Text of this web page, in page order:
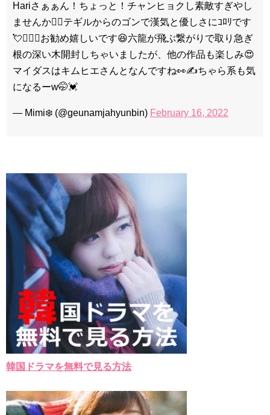
Hariさぁぁん！ちょっと！チャンヒョクし素敵すぎやし
ませんか😮‍💨テギルからのゴンで漢気と優しさにｺﾛﾘです
💘🤦🏻‍♀️お勧め嬉しいです😆六龍が飛ぶ繋がりで取り急ぎ
根の深い木開封しちゃいましたが、他の作品も楽しみ😍
マイダスはキムヒエさんとなんですね👀✍️ちゃら系も気
になるーw🤭💓
— Mimi❄️ (@geunamjahyunbin) February 16, 2022
韓国ドラマを無料で見る方法